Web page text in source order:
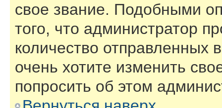
свое звание. Подобными
того, что администратор
количество
очень хотите изменить
попросить об этом